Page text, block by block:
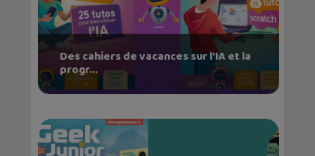
Des cahiers de vacances sur l’IA et la
progr...